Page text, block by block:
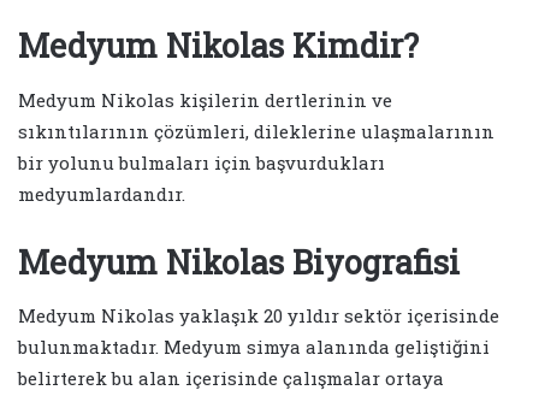
Medyum Nikolas Kimdir?
Medyum Nikolas kişilerin dertlerinin ve
sıkıntılarının çözümleri, dileklerine ulaşmalarının
bir yolunu bulmaları için başvurdukları
medyumlardandır.
Medyum Nikolas Biyografisi
Medyum Nikolas yaklaşık 20 yıldır sektör içerisinde
bulunmaktadır. Medyum simya alanında geliştiğini
belirterek bu alan içerisinde çalışmalar ortaya